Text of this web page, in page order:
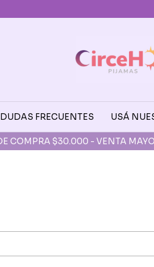
COMPRA $30.000 - VENTA
DUDAS FRECUENTES USÁ